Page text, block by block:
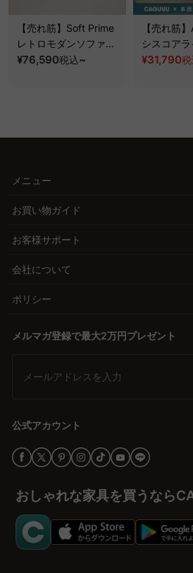
【売れ筋】Soft Prime
レトロモダンソファベ
ッド｜20色以上から選
¥76,590税込~
【売れ筋
シスコア
スチェア
¥31,790
メニュー
お買い物ガイド
お客様サポート
会社について
ポリシー
メルマガ登録で最大2万円プレゼント
メールアドレスを入力
公式アカウント
おしゃれな家具を買うなら